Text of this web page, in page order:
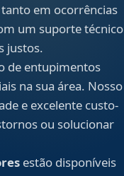
em ocorrências
um suporte técnico
justos.
de entupimentos
na sua área. Nosso
e excelente custo-
ou solucionar
estão disponíveis